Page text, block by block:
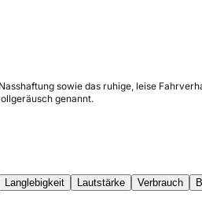
sowie das ruhige, leise
genannt.
Langlebigkeit Lautstärke Verbrauch